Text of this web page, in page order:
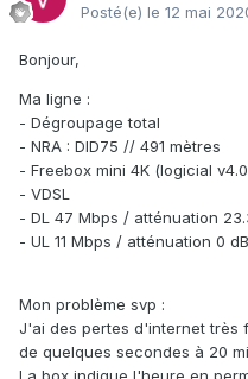
Posté(e) le 12 mai
Bonjour,
Ma ligne :
- Dégroupage total
- NRA : DID75 // 491 mètres
- Freebox mini 4K (logicial
- VDSL
- DL 47 Mbps / atténuation
- UL 11 Mbps / atténuation 0
Mon problème svp :
J'ai des pertes d'internet très
de quelques secondes à 20
La box indique l'heure en